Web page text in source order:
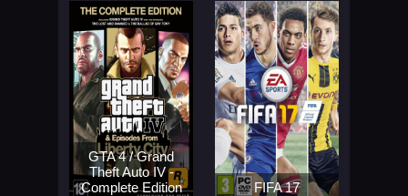
GTA 4 / Grand
Theft Auto IV -
Complete Edition
FIFA 17